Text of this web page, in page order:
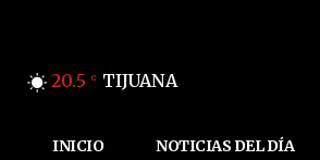
20.5 C TIJUANA
INICIO NOTICIAS DEL DÍA